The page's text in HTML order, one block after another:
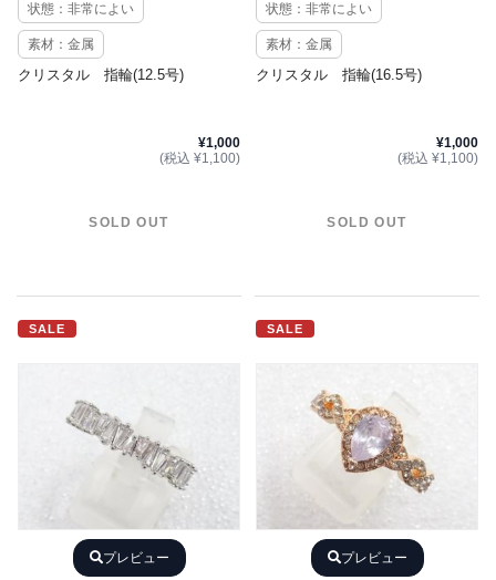
状態：非常によい
素材：金属
クリスタル 指輪(12.5号)
¥1,000
(税込 ¥1,100)
SOLD OUT
状態：非常によい
素材：金属
クリスタル 指輪(16.5号)
¥1,000
(税込 ¥1,100)
SOLD OUT
SALE
プレビュー
SALE
プレビュー